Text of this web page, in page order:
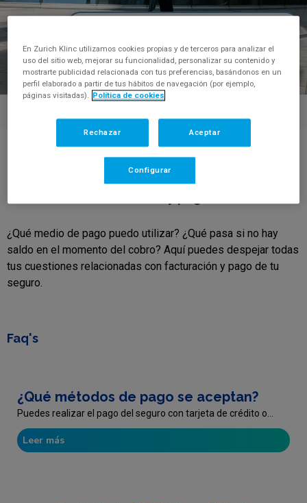
Centro de Ayuda >Movilidad >Facturación y pagos
¿Qué medio de pago puedo utilizar? ¿Qué pasa si no hay
saldo en el momento del cobro? Aquí puedes despejar todas
tus cuestiones relacionadas con facturación y pago de tu
seguro.
Faq's
¿Qué métodos de pago se aceptan?
Puedes realizar el pago del seguro con tarjeta de crédito o...
Leer más
En Zurich Klinc utilizamos cookies propias y de terceros para analizar el
uso del sitio web, mejorar su funcionalidad, personalizar su contenido y
mostrarte publicidad relacionada con tus preferencias, basándonos en un
perfil elaborado a partir de tus hábitos de navegación (por ejemplo,
páginas visitadas). Política de cookies
Rechazar Aceptar
Configurar